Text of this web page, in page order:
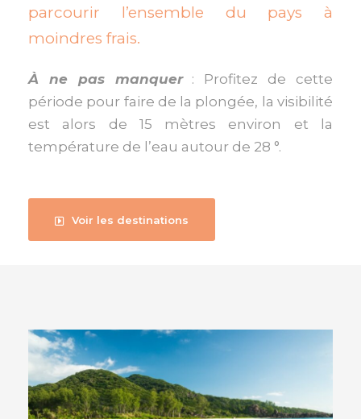
parcourir l’ensemble du pays à
moindres frais.
À ne pas manquer: Profitez de cette
période pour faire de la plongée, la visibilité
est alors de 15 mètres environ et la
température de l’eau autour de 28 °.
Voir les destinations